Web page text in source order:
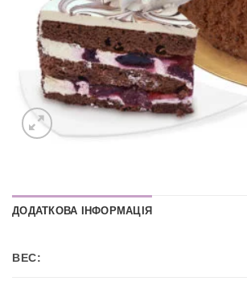
ДОДАТКОВА ІНФОРМАЦІЯ
ВЕС: